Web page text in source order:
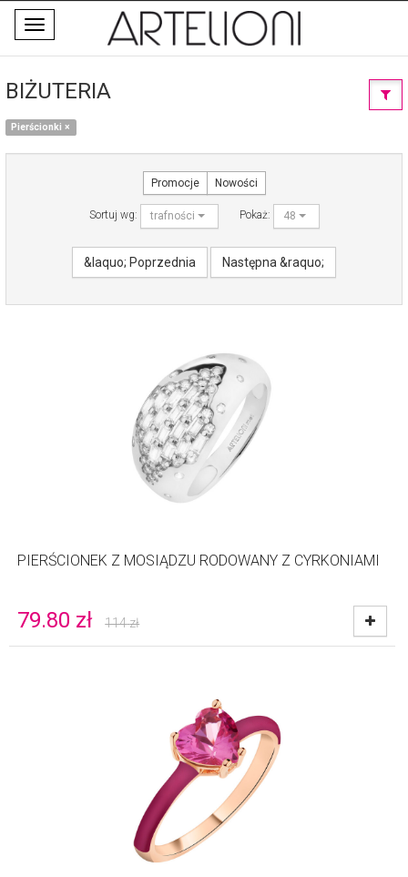
Toggle
navigation
BIŻUTERIA
Pierścionki×
Promocje Nowości
Sortuj wg: trafności Pokaż: 48
&laquo; Poprzednia Następna &raquo;
PIERŚCIONEK Z MOSIĄDZU RODOWANY Z CYRKONIAMI
79.80 zł 114zł